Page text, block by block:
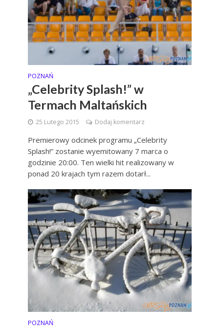
POZNAŃ
„Celebrity Splash!” w
Termach Maltańskich
25 Lutego 2015 Dodaj komentarz
Premierowy odcinek programu „Celebrity
Splash!” zostanie wyemitowany 7 marca o
godzinie 20:00. Ten wielki hit realizowany w
ponad 20 krajach tym razem dotarł...
POZNAŃ